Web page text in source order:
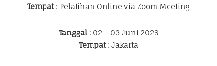
Tempat: Pelatihan Online via Zoom Meeting
Tanggal : 02 – 03 Juni 2026
Tempat: Jakarta